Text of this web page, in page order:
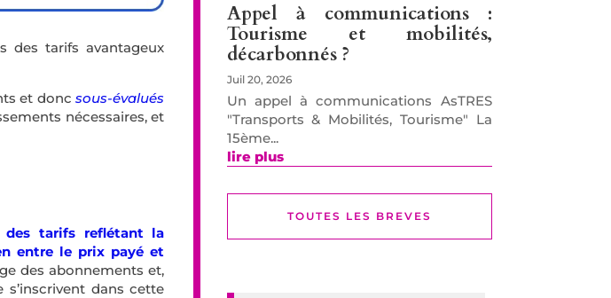
des tarifs avantageux
et doncsous-évalués
nécessaires, et
des tarifs reflétant la
entre le prix payé et
des abonnements et,
dans cette
Appel à communications :
Tourisme et mobilités,
décarbonnés ?
Juil 20, 2026
Un appel à communications AsTRES
"Transports & Mobilités, Tourisme" La
15ème...
lire plus
TOUTES LES BREVES